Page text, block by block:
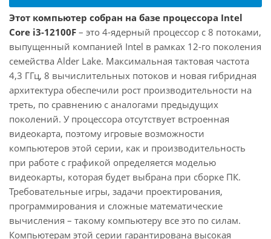
Этот компьютер собран на базе процессора Intel
Core i3-12100F – это 4-ядерный процессор с 8 потоками,
выпущенный компанией Intel в рамках 12-го поколения
семейства Alder Lake. Максимальная тактовая частота
4,3 ГГц, 8 вычислительных потоков и новая гибридная
архитектура обеспечили рост производительности на
треть, по сравнению с аналогами предыдущих
поколений. У процессора отсутствует встроенная
видеокарта, поэтому игровые возможности
компьютеров этой серии, как и производительность
при работе с графикой определяется моделью
видеокарты, которая будет выбрана при сборке ПК.
Требовательные игры, задачи проектирования,
программирования и сложные математические
вычисления – такому компьютеру все это по силам.
Компьютерам этой серии гарантирована высокая